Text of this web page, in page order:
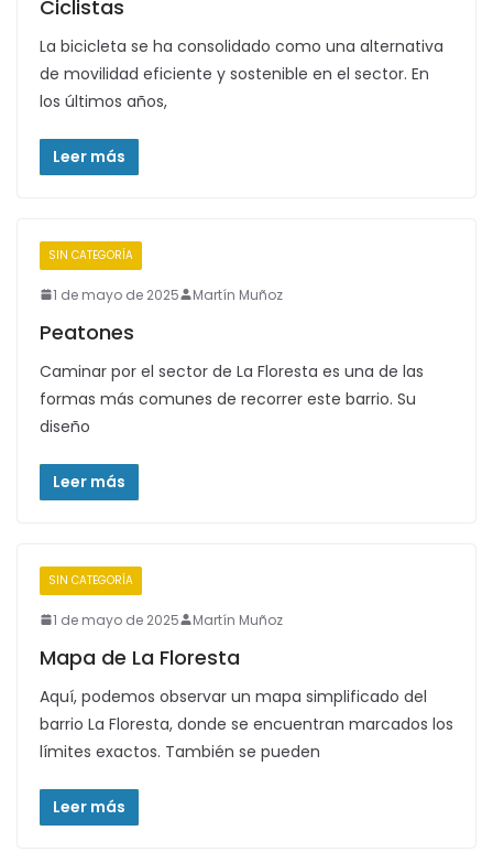
Ciclistas
La bicicleta se ha consolidado como una alternativa
de movilidad eficiente y sostenible en el sector. En
los últimos años,
Leer más
SIN CATEGORÍA
1 de mayo de 2025 Martín Muñoz
Peatones
Caminar por el sector de La Floresta es una de las
formas más comunes de recorrer este barrio. Su
diseño
Leer más
SIN CATEGORÍA
1 de mayo de 2025 Martín Muñoz
Mapa de La Floresta
Aquí, podemos observar un mapa simplificado del
barrio La Floresta, donde se encuentran marcados los
límites exactos. También se pueden
Leer más